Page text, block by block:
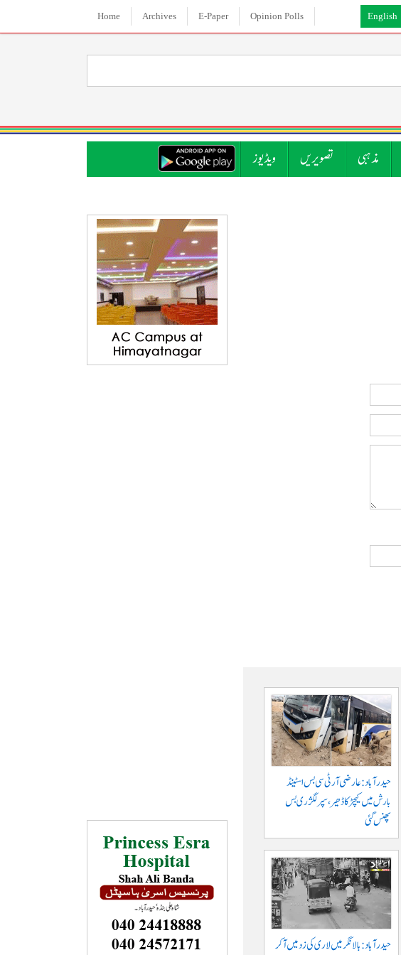
English
Home Archives E-Paper Opinion Polls
مذہبی تصویریں ویڈیوز
حیدرآباد: عارضی آر ٹی سی بس اسٹینڈ
بارش میں کیچڑ کا ڈھیر، سپر لگژری بس
پھنس گئی
حیدرآباد: بالا نگر میں لاری کی زد میں آکر